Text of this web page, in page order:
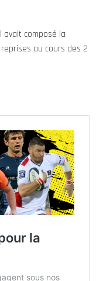
avait composé la
au cours des 2